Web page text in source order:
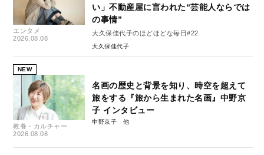
エンタメ
2026.08.08
い」不動産屋に言われた“芸能人ならでは
の事情”
大久保佳代子のほどほどな毎日#22
大久保佳代子
NEW
教養・カルチャー
2026.08.08
名画の歴史と背景を知り、時空を超えて
旅をする『旅から生まれた名画』中野京
子 インタビュー
中野京子